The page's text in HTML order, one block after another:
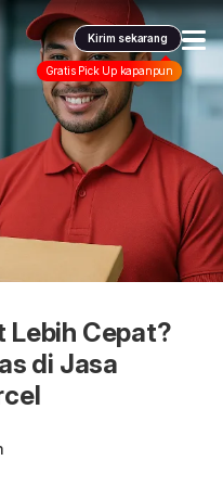
Kirim sekarang
Gratis Pick Up kapanpun
Lebih Cepat?
di Jasa